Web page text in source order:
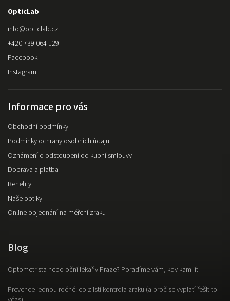
OpticLab
info@opticlab.cz
+420 739 064 129
Facebook
Instagram
Informace pro vás
Obchodní podmínky
Podmínky ochrany osobních údajů
Oznámení o odstoupení od kupní smlouvy
Doprava a platba
Benefity
Naše optiky
Online objednání na měření zraku
Blog
Optometrista nebo oční lékař v Praze? Poradíme vám, kdy kam jít
Prevence jednou ročně: co zjistí kontrola zraku (a proč se vyplatí řešit to